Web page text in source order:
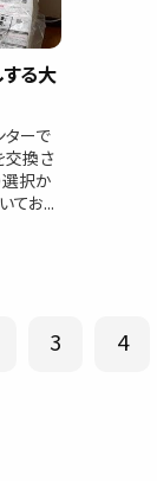
る大
ターで
交換さ
択か
てお...
3 4